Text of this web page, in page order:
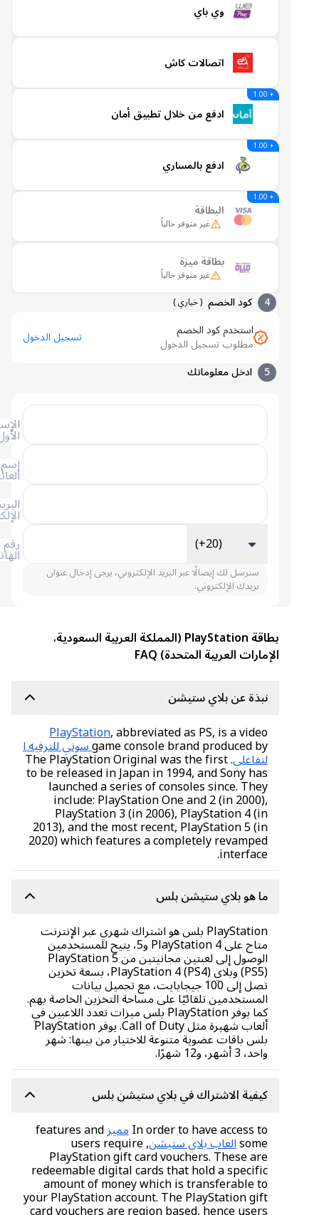
وي باي
اتصالات كاش
ادفع من خلال تطبيق أمان
ادفع بالمساري
البطاقة
غير متوفر حالياً
بطاقة ميزة
غير متوفر حالياً
كود الخصم (خياري )
استخدم كود الخصم
مطلوب تسجيل الدخول
تسجيل الدخول
ادخل معلوماتك
العائلة
الإلكتروني
الهاتف (+20)
سنرسل لك إيصالًا عبر البريد الإلكتروني، يرجى إدخال عنوان
بريدك الإلكتروني.
بطاقة PlayStation (المملكة العربية السعودية،
الإمارات العربية المتحدة) FAQ
نبذة عن بلاي ستيشن
PlayStation, abbreviated as PS, is a video
game console brand produced byسوني للترفيه ا
لتفاعلي . The PlayStation Original was the first
to be released in Japan in 1994, and Sony has
launched a series of consoles since. They
include: PlayStation One and 2 (in 2000),
PlayStation 3 (in 2006), PlayStation 4 (in
2013), and the most recent, PlayStation 5 (in
2020) which features a completely revamped
interface.
ما هو بلاي ستيشن بلس
PlayStation بلس هو اشتراك شهري عبر الإنترنت
متاح على PlayStation 4 و5، يتيح للمستخدمين
الوصول إلى لعبتين مجانيتين من PlayStation 5
(PS5) وبلاي PlayStation 4 (PS4)، بسعة تخزين
تصل إلى 100 جيجابايت، مع تحميل بيانات
المستخدمين تلقائيًا على مساحة التخزين الخاصة بهم.
كما يوفر PlayStation بلس ميزات تعدد اللاعبين في
ألعاب شهيرة مثل Call of Duty. يوفر PlayStation
بلس باقات عضوية متنوعة للاختيار من بينها: شهر
كيفية الاشتراك في بلاي ستيشن بلس
In order to have access toمميز features and
العاب بلاي ستيشن , users require
PlayStation gift card vouchers. These are
redeemable digital cards that hold a specific
amount of money which is transferable to
your PlayStation account. The PlayStation gift